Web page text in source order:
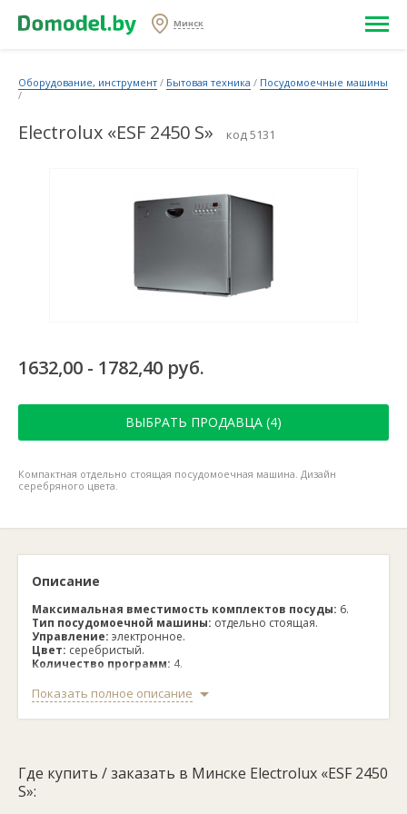
Минск
Оборудование, инструмент / Бытовая техника / Посудомоечные машины
/
Electrolux «ESF 2450 S» код 5131
1632,00 - 1782,40 руб.
ВЫБРАТЬ ПРОДАВЦА (4)
Компактная отдельно стоящая посудомоечная машина. Дизайн
серебряного цвета.
Описание
Максимальная вместимость комплектов посуды: 6.
Тип посудомоечной машины: отдельно стоящая.
Управление: электронное.
Цвет: серебристый.
Количество программ: 4.
Габариты (ВхШхГ):447х545х480 мм.
Вес:20.6 кг.
Показать полное описание
Где купить / заказать в Минске Electrolux «ESF 2450
S»: